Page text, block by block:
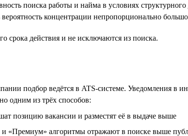
поиска работы и найма в условиях
концентрации непропорционально
срока действия и не исключаются из поиска.
подбор ведётся в ATS-системе. Уведомления в
одним из трёх способов:
позицию вакансии и разместят её в выдаче выше
«Премиум» алгоритмы отражают в поиске выше